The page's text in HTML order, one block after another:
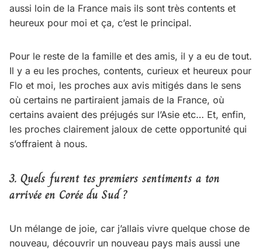
aussi loin de la France mais ils sont très contents et
heureux pour moi et ça, c’est le principal.
Pour le reste de la famille et des amis, il y a eu de tout.
Il y a eu les proches, contents, curieux et heureux pour
Flo et moi, les proches aux avis mitigés dans le sens
où certains ne partiraient jamais de la France, où
certains avaient des préjugés sur l’Asie etc… Et, enfin,
les proches clairement jaloux de cette opportunité qui
s’offraient à nous.
3. Quels furent tes premiers sentiments a ton
arrivée en Corée du Sud ?
Un mélange de joie, car j’allais vivre quelque chose de
nouveau, découvrir un nouveau pays mais aussi une